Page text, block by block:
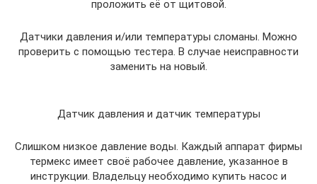
проложить её от щитовой.
Датчики давления и/или температуры сломаны. Можно
проверить с помощью тестера. В случае неисправности
заменить на новый.
Датчик давления и датчик температуры
Слишком низкое давление воды. Каждый аппарат фирмы
термекс имеет своё рабочее давление, указанное в
инструкции. Владельцу необходимо купить насос и